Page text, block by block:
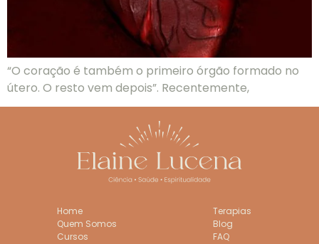
“O coração é também o primeiro órgão formado no
útero. O resto vem depois”. Recentemente,
Home
Quem Somos
Cursos
Terapias
Blog
FAQ